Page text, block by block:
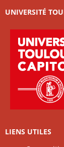
UNIVERSITÉ
LIENS UTILES